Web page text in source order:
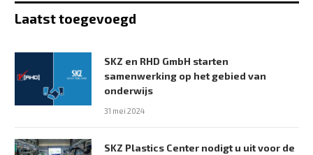
Laatst toegevoegd
SKZ en RHD GmbH starten
samenwerking op het gebied van
onderwijs
31 mei 2024
SKZ Plastics Center nodigt u uit voor de